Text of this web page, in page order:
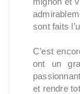
sont faits
C’est
ont un
et rendre